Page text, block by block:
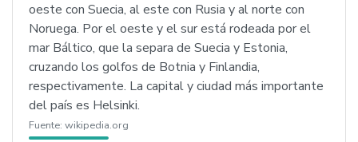
oeste con Suecia, al este con Rusia y al norte con
Noruega. Por el oeste y el sur está rodeada por el
mar Báltico, que la separa de Suecia y Estonia,
cruzando los golfos de Botnia y Finlandia,
respectivamente. La capital y ciudad más importante
del país es Helsinki.
Fuente: wikipedia.org